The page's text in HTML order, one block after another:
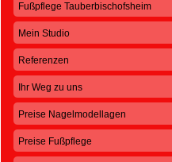
Fußpflege Tauberbischofsheim
Mein Studio
Referenzen
Ihr Weg zu uns
Preise Nagelmodellagen
Preise Fußpflege